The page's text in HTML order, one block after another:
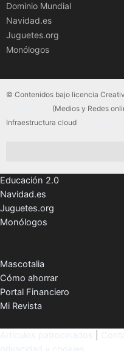
Dominio Mundial
Navidad.es
Juguetes.org
Monólogos
© Contenidos bajo licencia
(Medios y Redes
Infraestructura cloud
Educación 2.0
Navidad.es
Juguetes.org
Monólogos
Mascotalia
Cómo ahorrar
Portal Financiero
Mi Revista